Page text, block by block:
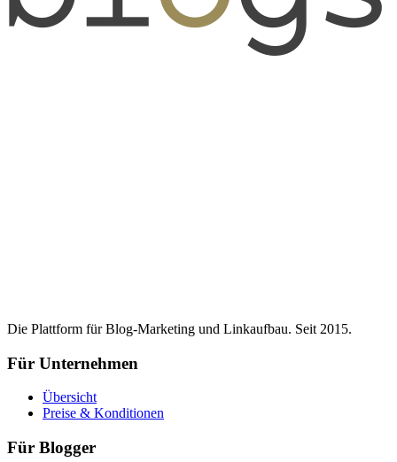
Die Plattform für Blog-Marketing und Linkaufbau. Seit 2015.
Für Unternehmen
Übersicht
Preise & Konditionen
Für Blogger